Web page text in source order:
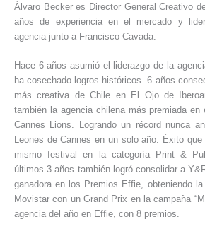
Álvaro Becker es Director General Creativo
años de experiencia en el mercado y
agencia junto a Francisco Cavada.
Hace 6 años asumió el liderazgo de la
ha cosechado logros históricos. 6 años
más creativa de Chile en El Ojo de
también la agencia chilena más premiada en
Cannes Lions. Logrando un récord nunca
Leones de Cannes en un solo año. Éxito
mismo festival en la categoría Print &
últimos 3 años también logró consolidar a
ganadora en los Premios Effie, obteniendo
Movistar con un Grand Prix en la campaña
agencia del año en Effie, con 8 premios.